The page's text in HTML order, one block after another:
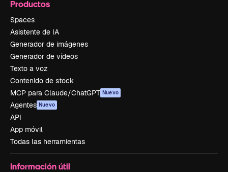
Productos
Spaces
Asistente de IA
Generador de imágenes
Generador de vídeos
Texto a voz
Contenido de stock
MCP para Claude/ChatGPT Nuevo
Agentes Nuevo
API
App móvil
Todas las herramientas
Información útil